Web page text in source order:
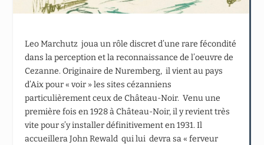
Leo Marchutz joua un rôle discret d’une rare fécondité
dans la perception et la reconnaissance de l’oeuvre de
Cezanne. Originaire de Nuremberg, il vient au pays
d’Aix pour « voir » les sites cézanniens
particulièrement ceux de Château-Noir. Venu une
première fois en 1928 à Château-Noir, il y revient très
vite pour s’y installer définitivement en 1931. Il
accueillera John Rewald qui lui devra sa « ferveur